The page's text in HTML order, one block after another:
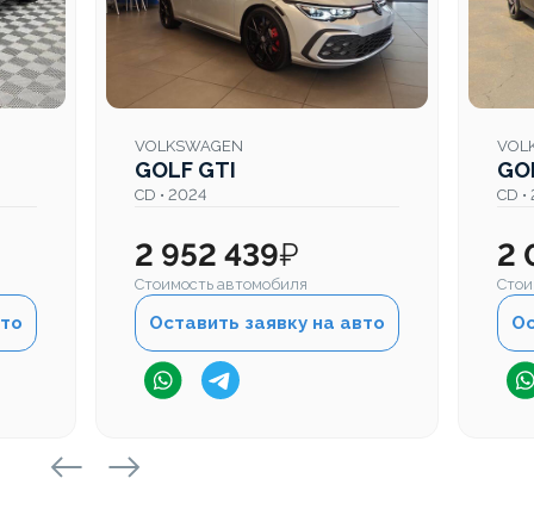
VOLKSWAGEN
GOLF GTI
CD • 2024
2 952 439₽
Стоимость автомобиля
Оставить заявку на авто
CD
2